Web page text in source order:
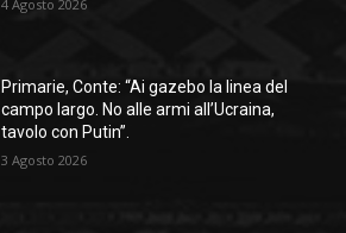
4 Agosto 2026
Primarie, Conte: “Ai gazebo la linea del
campo largo. No alle armi all’Ucraina,
tavolo con Putin”.
3 Agosto 2026